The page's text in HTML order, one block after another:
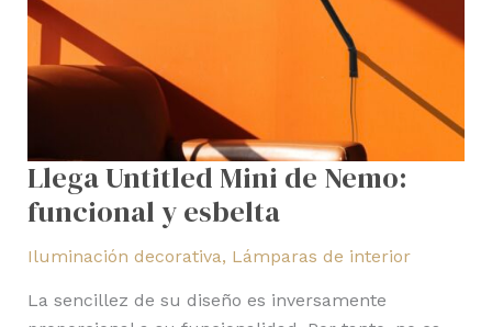
Llega Untitled Mini de Nemo:
funcional y esbelta
Iluminación decorativa, Lámparas de interior
La sencillez de su diseño es inversamente